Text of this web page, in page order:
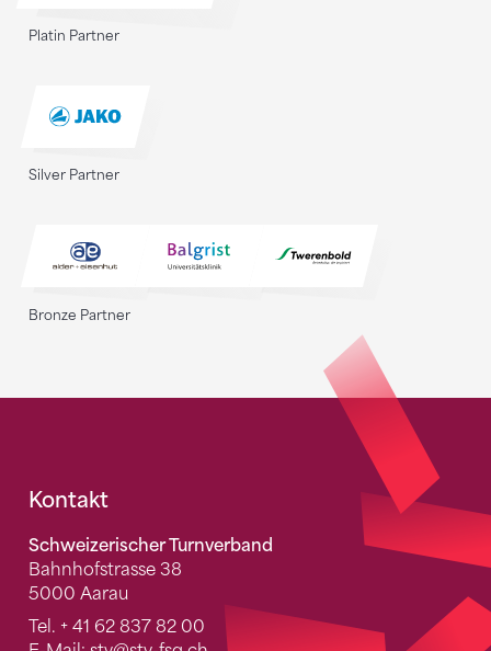
Platin Partner
Silver Partner
Bronze Partner
Fusszeile
Kontakt
Schweizerischer Turnverband
Bahnhofstrasse 38
5000 Aarau
Tel. + 41 62 837 82 00